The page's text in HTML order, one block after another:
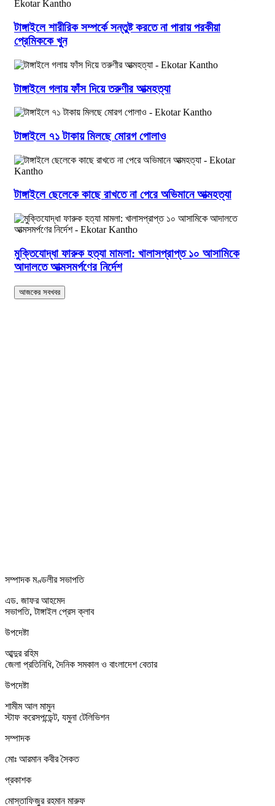
টাঙ্গাইলে শারীরিক সম্পর্কে সন্তুষ্ট করতে না পারায় পরকীয়া
প্রেমিককে খুন
টাঙ্গাইলে গলায় ফাঁস দিয়ে তরুণীর আত্মহত্যা
টাঙ্গাইলে ৭১ টাকায় মিলছে মোরগ পোলাও
টাঙ্গাইলে ছেলেকে কাছে রাখতে না পেরে অভিমানে আত্মহত্যা
মুক্তিযোদ্ধা ফারুক হত্যা মামলা: খালাসপ্রাপ্ত ১০ আসামিকে
আদালতে আত্মসমর্পণের নির্দেশ
সম্পাদক মণ্ডলীর সভাপতি
এড. জাফর আহমেদ
সভাপতি, টাঙ্গাইল প্রেস ক্লাব
উপদেষ্টা
আব্দুর রহিম
জেলা প্রতিনিধি, দৈনিক সমকাল ও বাংলাদেশ বেতার
উপদেষ্টা
শামীম আল মামুন
স্টাফ করেসপন্ডেন্ট, যমুনা টেলিভিশন
সম্পাদক
মোঃ আরমান কবীর সৈকত
প্রকাশক
মোস্তাফিজুর রহমান মারুফ